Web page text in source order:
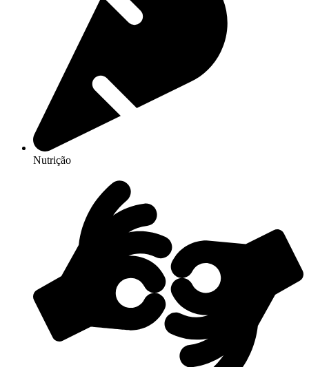
Nutrição